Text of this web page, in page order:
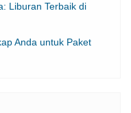
Liburan Terbaik di
Anda untuk Paket